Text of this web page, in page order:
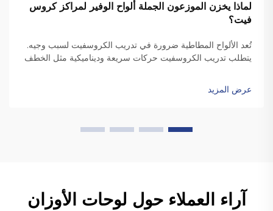
لماذا يخزن الموزعون الجملة ألواح الوفير لمراكز كروس
فيت؟
تُعد الألواح المطاطية ضرورة في تدريب الكروسفيت لسبب وجيه.
يتطلب تدريب الكروسفيت حركات سريعة وديناميكية مثل الخطف
القياسية، فإن الألواح المطاطية عالية الجودة تكون متينة بدرجة
كافية ل...
عرض المزيد
آراء العملاء حول لوحات الأوزان